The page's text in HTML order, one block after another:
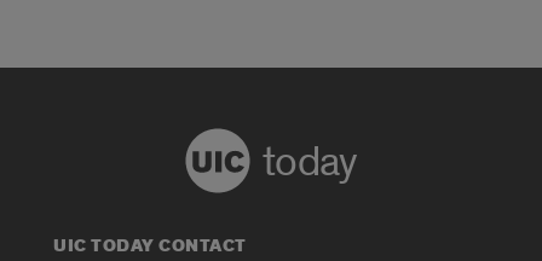
today
UIC TODAY CONTACT